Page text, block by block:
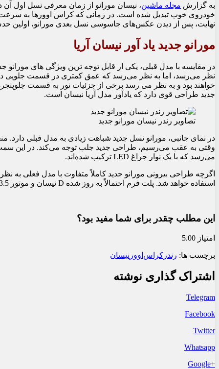
به گزارش مجله ماشین
خودروی خوب تبدیل شده است. در زمانی که کراس اوورها به سرعت در
نهایت، پس از دیدن عکس‌های جاسوسی نسل بعدی مورانو، اولین
مورانو جدید یاد آور نیسان آریا
نظر می‌رسد، اما به نظر می‌رسد که عمق کمتری در قسمت جلویی
خواهند بود و به نظر می رسد برخی از جزئیات نور به قسمت
جدید طراحی قوی دارد که یادآور مدل آریا نیسان است.
تصاویر رندر نیسان مورانو جدید
وقتی به عقب می‌رسیم، طراحی جدید جلب توجه می‌کند. در این
می‌رسد که با یک نوار چراغ LED ترکیب شده‌اند.
اگرچه طراحی بیرونی مورانو جدید کاملاً متفاوت با مدل فعلی به
استفاده خواهد شد. پلت فرم احتمالاً به روز شده D نیسان و موتور 3.5 لیتری V6 مورانو 2024 همچنان نقش های مهمی را ایفا خواهند کرد.
این مطلب چقدر برای شما مفید بود؟
امتیاز 5.00
برچسب ها: رندر کراس‌اوور نیسان
اشتراک گذاری نوشته
Telegram
Facebook
Twitter
Whatsapp
+Google